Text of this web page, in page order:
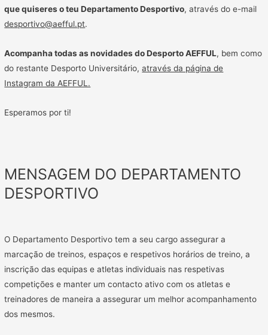
que quiseres o teu Departamento Desportivo, através do e-mail
desportivo@aefful.pt.
Acompanha todas as novidades do Desporto AEFFUL, bem como
do restante Desporto Universitário,através da página de
Instagram da AEFFUL.
Esperamos por ti!
MENSAGEM DO DEPARTAMENTO
DESPORTIVO
O Departamento Desportivo tem a seu cargo assegurar a
marcação de treinos, espaços e respetivos horários de treino, a
inscrição das equipas e atletas individuais nas respetivas
competições e manter um contacto ativo com os atletas e
treinadores de maneira a assegurar um melhor acompanhamento
dos mesmos.